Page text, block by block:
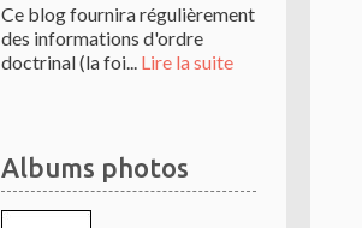
Ce blog fournira régulièrement
des informations d'ordre
doctrinal (la foi...
Lire la suite
Albums photos